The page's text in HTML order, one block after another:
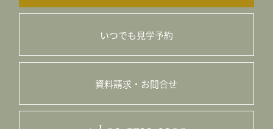
いつでも見学予約
資料請求・お問合せ